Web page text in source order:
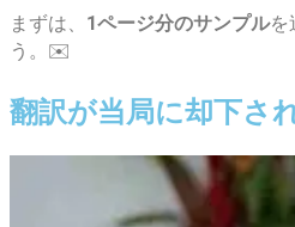
まずは、 1ページ分のサンプルを
う。✉️
翻訳が当局に却下さ